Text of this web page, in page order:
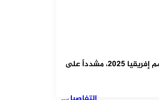
أكد فوزي لقجع أن ملف المغرب متكامل وقوي قانونياً للدفاع عن أحقيته بلقب كأس أمم إفريقيا 2025، مشدداً على